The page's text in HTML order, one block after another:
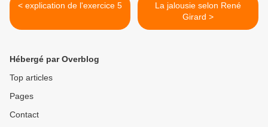
< explication de l'exercice 5
La jalousie selon René
Girard >
Hébergé par Overblog
Top articles
Pages
Contact